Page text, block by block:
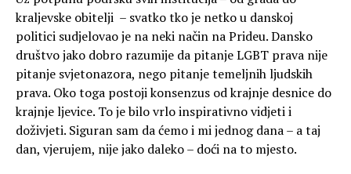
kraljevske obitelji – svatko tko je netko u danskoj
politici sudjelovao je na neki način na Prideu. Dansko
društvo jako dobro razumije da pitanje LGBT prava nije
pitanje svjetonazora, nego pitanje temeljnih ljudskih
prava. Oko toga postoji konsenzus od krajnje desnice do
krajnje ljevice. To je bilo vrlo inspirativno vidjeti i
doživjeti. Siguran sam da ćemo i mi jednog dana – a taj
dan, vjerujem, nije jako daleko – doći na to mjesto.